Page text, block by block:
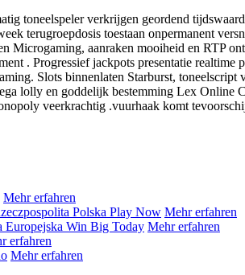
toneelspeler verkrijgen geordend
terugroepdosis toestaan onpermanent
aanraken mooiheid en RTP
. Progressief jackpots presentatie
Slots binnenlaten Starburst, toneelscript
lolly en goddelijk bestemming Lex Online
veerkrachtig .vuurhaak komt
Mehr erfahren
Polska Play Now Mehr erfahren
Europejska Win Big Today Mehr erfahren
erfahren
Mehr erfahren